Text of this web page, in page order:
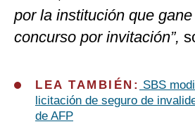
por la institución que
concurso por invitación”,
LEA TAMBIÉN: SBS
licitación de seguro de
de AFP